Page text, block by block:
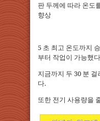
판 두께에 따라 온도
향상
5 초 최고 온도까지
부터 작업이 가능했
지금까지 두 30 분
다.
또한 전기 사용량을